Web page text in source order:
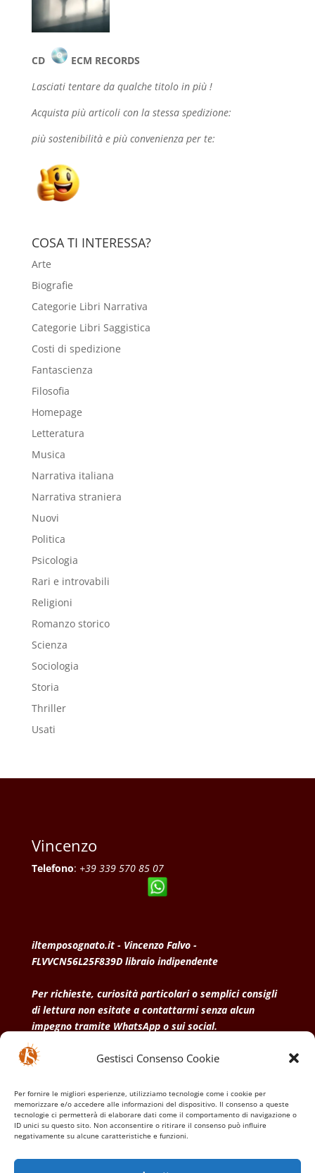
Gestisci Consenso Cookie
Per fornire le migliori esperienze, utilizziamo tecnologie come i cookie per
memorizzare e/o accedere alle informazioni del dispositivo. Il consenso a queste
tecnologie ci permetterà di elaborare dati come il comportamento di navigazione o
ID unici su questo sito. Non acconsentire o ritirare il consenso può influire
negativamente su alcune caratteristiche e funzioni.
CD
ECM RECORDS
Lasciati tentare da qualche titolo in più !
Acquista più articoli con la stessa spedizione:
più sostenibilità e più convenienza per te:
COSA TI INTERESSA?
Arte
Biografie
Categorie Libri Narrativa
Categorie Libri Saggistica
Costi di spedizione
Fantascienza
Filosofia
Homepage
Letteratura
Musica
Narrativa italiana
Narrativa straniera
Nuovi
Politica
Psicologia
Rari e introvabili
Religioni
Romanzo storico
Scienza
Sociologia
Storia
Thriller
Usati
Vincenzo
Telefono: +39 339 570 85 07
iltemposognato.it - Vincenzo Falvo -
FLVVCN56L25F839D libraio indipendente
Per richieste, curiosità particolari o semplici consigli
di lettura non esitate a contattarmi senza alcun
impegno tramite WhatsApp o sui social.
• Condizioni generali di vendita